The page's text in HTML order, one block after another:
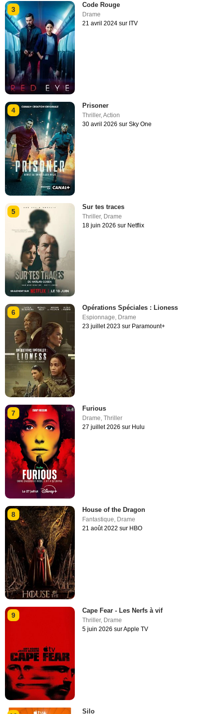
3
Code Rouge
Drame
21 avril 2024 sur ITV
4
Prisoner
Thriller,Action
30 avril 2026 sur Sky One
5
Sur tes traces
Thriller, Drame
18 juin 2026 sur Netflix
6
Opérations Spéciales : Lioness
Espionnage, Drame
23 juillet 2023 sur Paramount+
7
Furious
Drame,Thriller
27 juillet 2026 sur Hulu
8
House of the Dragon
Fantastique Drame
21 août 2022 sur HBO
9
Cape Fear - Les Nerfs à vif
Thriller, Drame
5 juin 2026 sur Apple TV
Silo